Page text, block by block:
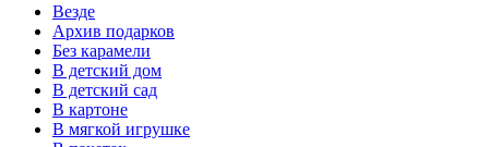
Везде
Архив подарков
Без карамели
В детский дом
В детский сад
В картоне
В мягкой игрушке